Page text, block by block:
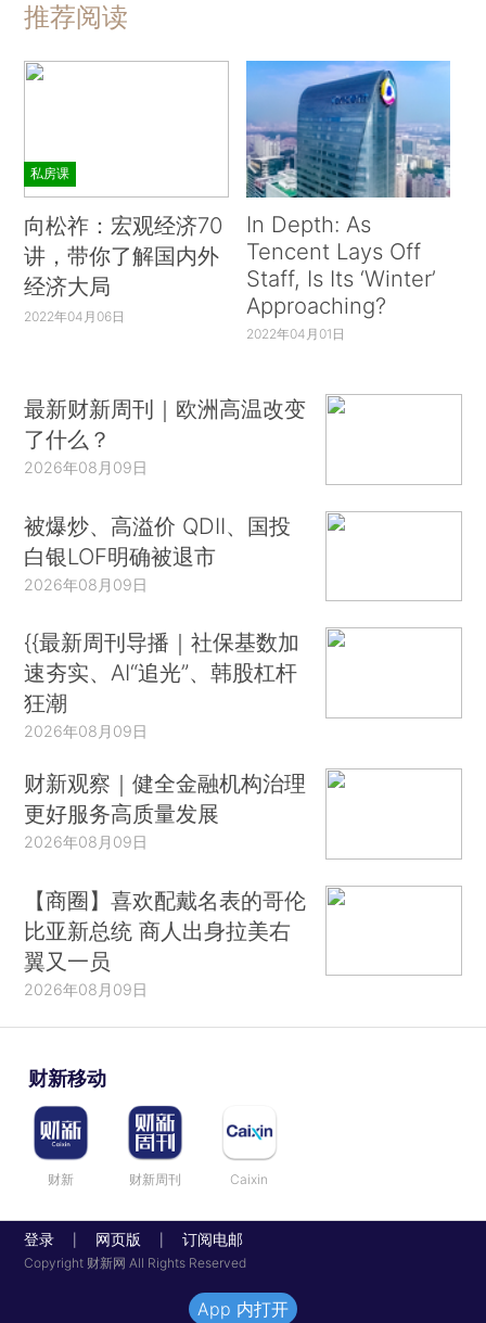
推荐阅读
私房课
向松祚：宏观经济70
讲，带你了解国内外
经济大局
2022年04月06日
In Depth: As
Tencent Lays Off
Staff, Is Its ‘Winter’
Approaching?
2022年04月01日
最新财新周刊｜欧洲高温改变
了什么？
2026年08月09日
被爆炒、高溢价 QDII、国投
白银LOF明确被退市
2026年08月09日
{{最新周刊导播｜社保基数加
速夯实、AI“追光”、韩股杠杆
狂潮
2026年08月09日
财新观察｜健全金融机构治理
更好服务高质量发展
2026年08月09日
【商圈】喜欢配戴名表的哥伦
比亚新总统 商人出身拉美右
翼又一员
2026年08月09日
财新移动
财新 财新周刊 Caixin
登录 网页版 订阅电邮
Copyright 财新网 All Rights Reserved
App 内打开